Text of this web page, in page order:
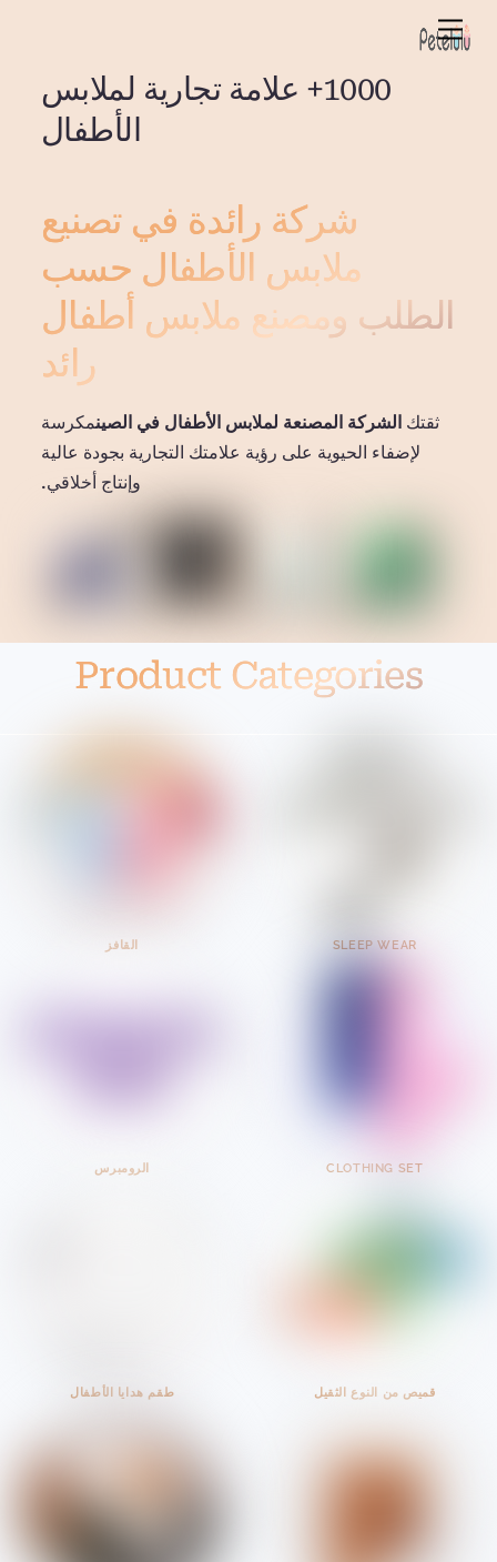
تخطي
قائمة
الطعام
1000+ علامة تجارية لملابس
الأطفال
شركة رائدة في تصنيع
ملابس الأطفال حسب
الطلب ومصنع ملابس أطفال
رائد
ثقتك الشركة المصنعة لملابس الأطفال في الصينمكرسة
لإضفاء الحيوية على رؤية علامتك التجارية بجودة عالية
وإنتاج أخلاقي.
Product Categories
SLEEP WEAR
CLOTHING SET
القافز
الرومبرس
قميص من النوع الثقيل طقم هدايا الأطفال